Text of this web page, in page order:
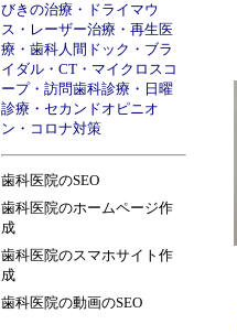
びきの治療 ・ ドライマウ
ス ・ レーザー治療 ・ 再生医
療 ・ 歯科人間ドック ・ ブラ
イダル ・ CT ・ マイクロスコ
ープ・ 訪問歯科診療 ・ 日曜
診療 ・ セカンドオピニオ
ン ・ コロナ対策
歯科医院のSEO
歯科医院のホームページ作
成
歯科医院のスマホサイト作
成
歯科医院の動画のSEO